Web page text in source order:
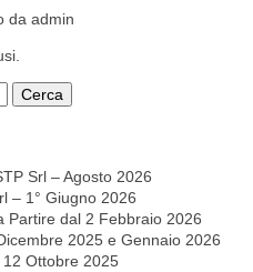
da admin
Cerca
Srl – Agosto 2026
– 1° Giugno 2026
Partire dal 2 Febbraio 2026
2025 e Gennaio 2026
Ottobre 2025